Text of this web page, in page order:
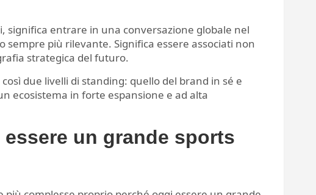
significa entrare in una conversazione globale nel
più rilevante. Significa essere associati non
strategica del futuro.
due livelli di standing: quello del brand in sé e
ecosistema in forte espansione e ad alta
un grande sports